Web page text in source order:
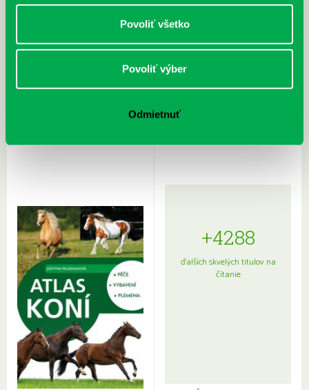
Povoliť všetko
Povoliť výber
Odmietnuť
Sprievodca po hviezdnej oblohe
kompletný sprievodca
+4288
ďalších skvelých titulov na
čítanie